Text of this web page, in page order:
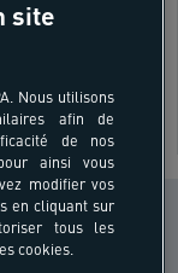
site
Nous utilisons
afin de
de nos
ainsi vous
modifier vos
en cliquant sur
tous les
cookies.